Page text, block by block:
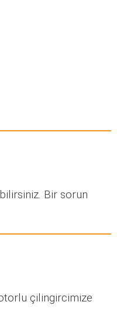
Bir sorun
çilingircimize